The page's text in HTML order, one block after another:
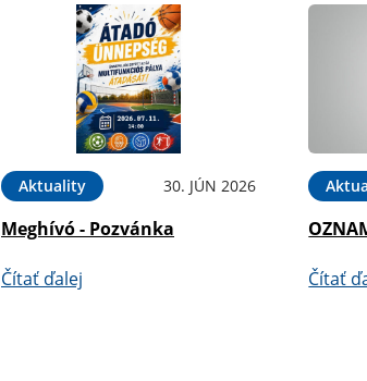
Aktuality 30. JÚN 2026
Meghívó - Pozvánka
Čítať ďalej Čítať